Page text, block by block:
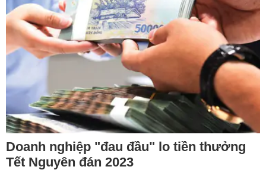
Doanh nghiệp "đau đầu" lo tiền thưởng
Tết Nguyên đán 2023